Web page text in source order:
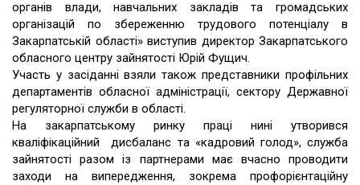
органів влади, навчальних закладів та громадських
організацій по збереженню трудового потенціалу в
Закарпатській області» виступив директор Закарпатського
обласного центру зайнятості Юрій Фущич.
Участь у засіданні взяли також представники профільних
департаментів обласної адміністрації, сектору Державної
регуляторної служби в області.
На закарпатському ринку праці нині утворився
кваліфікаційний дисбаланс та «кадровий голод», служба
зайнятості разом із партнерами має вчасно проводити
заходи на випередження, зокрема профорієнтаційну